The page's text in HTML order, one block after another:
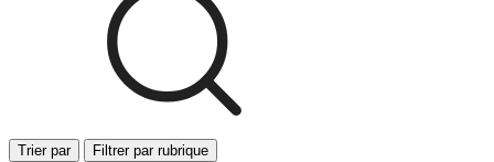
Trier par Filtrer par rubrique